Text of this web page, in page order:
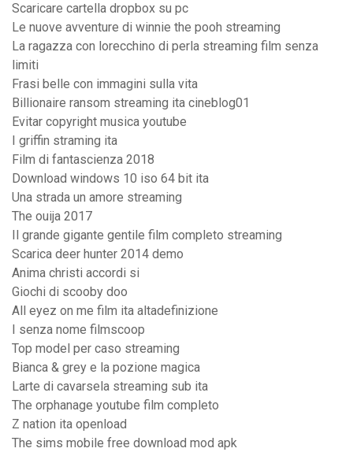
Scaricare cartella dropbox su pc
Le nuove avventure di winnie the pooh streaming
La ragazza con lorecchino di perla streaming film senza
limiti
Frasi belle con immagini sulla vita
Billionaire ransom streaming ita cineblog01
Evitar copyright musica youtube
I griffin straming ita
Film di fantascienza 2018
Download windows 10 iso 64 bit ita
Una strada un amore streaming
The ouija 2017
Il grande gigante gentile film completo streaming
Scarica deer hunter 2014 demo
Anima christi accordi si
Giochi di scooby doo
All eyez on me film ita altadefinizione
I senza nome filmscoop
Top model per caso streaming
Bianca & grey e la pozione magica
Larte di cavarsela streaming sub ita
The orphanage youtube film completo
Z nation ita openload
The sims mobile free download mod apk